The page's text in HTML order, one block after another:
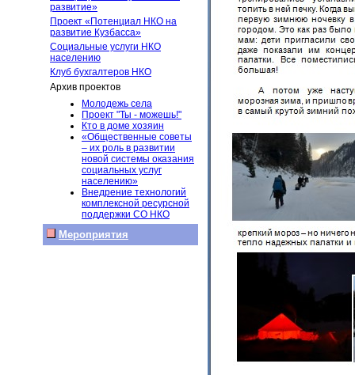
развитие»
Проект «Потенциал НКО на
развитие Кузбасса»
Социальные услуги НКО
населению
Клуб бухгалтеров НКО
Архив проектов
Молодежь села
Проект "Ты - можешь!"
Кто в доме хозяин
«Общественные советы
– их роль в развитии
новой системы оказания
социальных услуг
населению»
Внедрение технологий
комплексной ресурсной
поддержки СО НКО
Мероприятия